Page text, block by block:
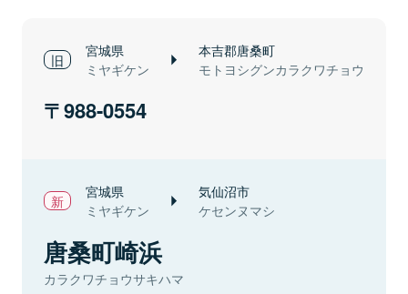
宮城県
ミヤギケン
本吉郡唐桑町
モトヨシグンカラクワチョウ
988-0554
宮城県
ミヤギケン
気仙沼市
ケセンヌマシ
唐桑町崎浜
カラクワチョウサキハマ